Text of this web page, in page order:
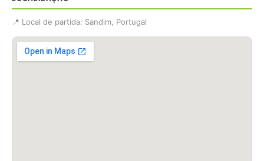
📍 Local de partida: Sandim, Portugal